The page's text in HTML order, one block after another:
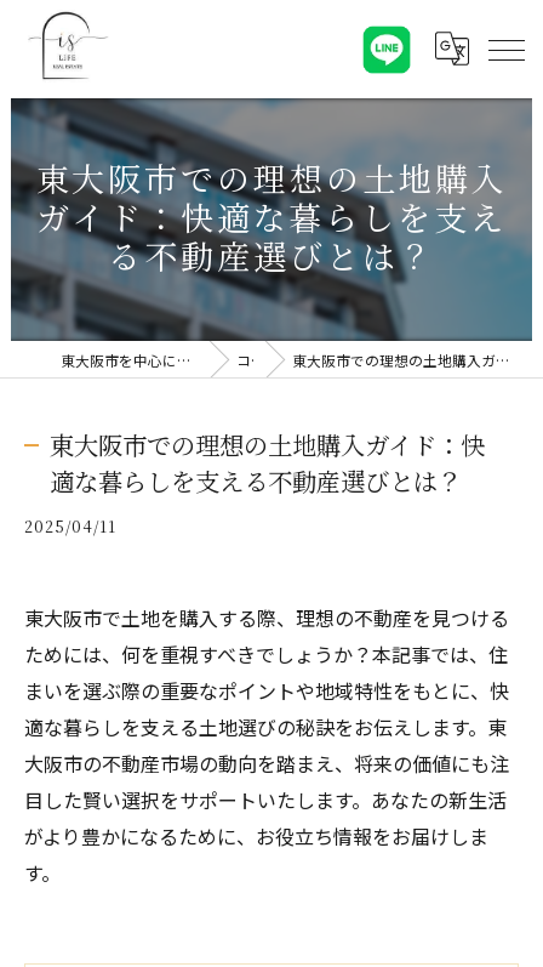
東大阪市での理想の土地購入
ガイド：快適な暮らしを支え
る不動産選びとは？
東大阪市を中心に不動産売却なら株式会社Is Life コラム 東大阪市での理想の土地購入ガイド：快適な暮らしを支える不動産選びとは？
東大阪市での理想の土地購入ガイド：快
適な暮らしを支える不動産選びとは？
2025/04/11
東大阪市で土地を購入する際、理想の不動産を見つける
ためには、何を重視すべきでしょうか？本記事では、住
まいを選ぶ際の重要なポイントや地域特性をもとに、快
適な暮らしを支える土地選びの秘訣をお伝えします。東
大阪市の不動産市場の動向を踏まえ、将来の価値にも注
目した賢い選択をサポートいたします。あなたの新生活
がより豊かになるために、お役立ち情報をお届けしま
す。